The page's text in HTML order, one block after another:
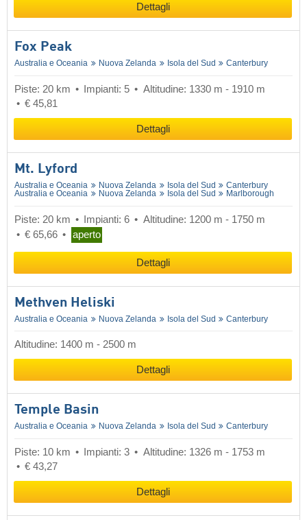
Dettagli
Fox Peak
Australia e Oceania Nuova Zelanda Isola del Sud Canterbury
Piste: 20 km Impianti: 5
Altitudine: 1330 m - 1910 m
€ 45,81
Dettagli
Mt. Lyford
Australia e Oceania Nuova Zelanda Isola del Sud
Canterbury
Australia e Oceania
Nuova Zelanda Isola del Sud Marlborough
Piste: 20 km Impianti: 6
Altitudine: 1200 m - 1750 m
€ 65,66
aperto
Dettagli
Methven Heliski
Australia e Oceania Nuova Zelanda Isola del Sud Canterbury
Altitudine: 1400 m - 2500 m
Dettagli
Temple Basin
Australia e Oceania Nuova Zelanda Isola del Sud Canterbury
Piste: 10 km Impianti: 3
Altitudine: 1326 m - 1753 m
€ 43,27
Dettagli